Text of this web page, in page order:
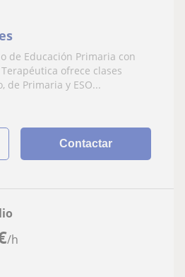
de Educación Primaria con
ofrece clases
de Primaria y ESO...
Contactar
/h